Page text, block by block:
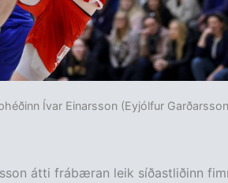
Ívar Einarsson (Eyjólfur
átti frábæran leik síðastliðinn